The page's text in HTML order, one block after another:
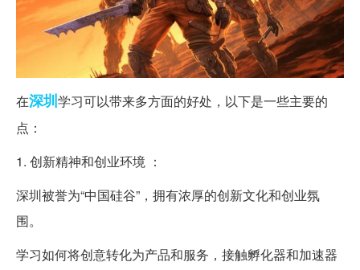
在深圳学习可以带来多方面的好处，以下是一些主要的
点：
1. 创新精神和创业环境 ：
深圳被誉为“中国硅谷”，拥有浓厚的创新文化和创业氛
围。
学习如何将创意转化为产品和服务，接触孵化器和加速器